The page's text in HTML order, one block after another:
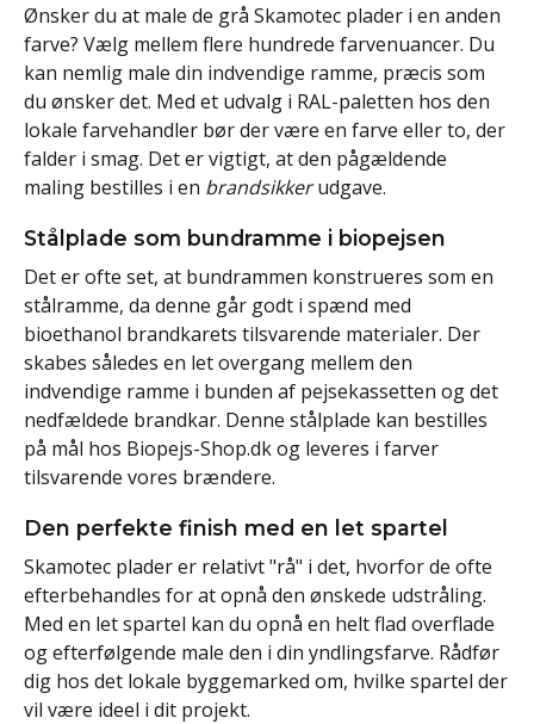
Ønsker du at male de grå Skamotec plader i en anden
farve? Vælg mellem flere hundrede farvenuancer. Du
kan nemlig male din indvendige ramme, præcis som
du ønsker det. Med et udvalg i RAL-paletten hos den
lokale farvehandler bør der være en farve eller to, der
falder i smag. Det er vigtigt, at den pågældende
maling bestilles i en brandsikkerudgave.
Stålplade som bundramme i biopejsen
Det er ofte set, at bundrammen konstrueres som en
stålramme, da denne går godt i spænd med
bioethanol brandkarets tilsvarende materialer. Der
skabes således en let overgang mellem den
indvendige ramme i bunden af pejsekassetten og det
nedfældede brandkar. Denne stålplade kan bestilles
på mål hos Biopejs-Shop.dk og leveres i farver
tilsvarende vores brændere.
Den perfekte finish med en let spartel
Skamotec plader er relativt "rå" i det, hvorfor de ofte
efterbehandles for at opnå den ønskede udstråling.
Med en let spartel kan du opnå en helt flad overflade
og efterfølgende male den i din yndlingsfarve. Rådfør
dig hos det lokale byggemarked om, hvilke spartel der
vil være ideel i dit projekt.